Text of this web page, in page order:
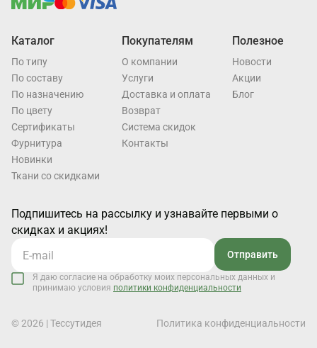
Каталог
По типу
По составу
По назначению
По цвету
Cертификаты
Фурнитура
Новинки
Ткани со скидками
Покупателям
О компании
Услуги
Доставка и оплата
Возврат
Система скидок
Контакты
Полезное
Новости
Акции
Блог
Подпишитесь на рассылку и узнавайте первыми о
скидках и акциях!
Отправить
Я даю согласие на обработку моих персональных данных и
принимаю условия политики конфиденциальности
© 2026 | Тессутидея Политика конфиденциальности